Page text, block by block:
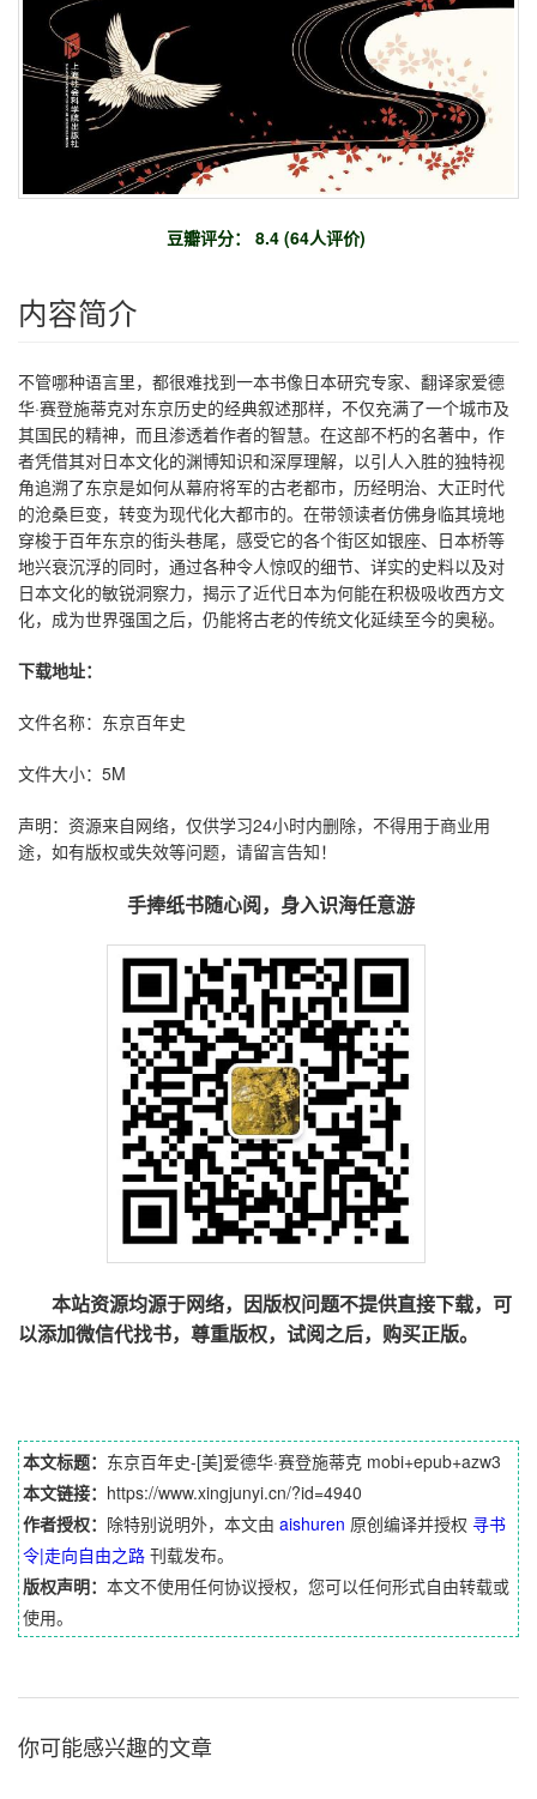
豆瓣评分： 8.4 (64人评价)
内容简介
不管哪种语言里，都很难找到一本书像日本研究专家、翻译家爱德
华·赛登施蒂克对东京历史的经典叙述那样，不仅充满了一个城市及
其国民的精神，而且渗透着作者的智慧。在这部不朽的名著中，作
者凭借其对日本文化的渊博知识和深厚理解，以引人入胜的独特视
角追溯了东京是如何从幕府将军的古老都市，历经明治、大正时代
的沧桑巨变，转变为现代化大都市的。在带领读者仿佛身临其境地
穿梭于百年东京的街头巷尾，感受它的各个街区如银座、日本桥等
地兴衰沉浮的同时，通过各种令人惊叹的细节、详实的史料以及对
日本文化的敏锐洞察力，揭示了近代日本为何能在积极吸收西方文
化，成为世界强国之后，仍能将古老的传统文化延续至今的奥秘。
下载地址：
文件名称：东京百年史
文件大小：5M
声明：资源来自网络，仅供学习24小时内删除，不得用于商业用
途，如有版权或失效等问题，请留言告知！
手捧纸书随心阅，身入识海任意游
本站资源均源于网络，因版权问题不提供直接下载，可
以添加微信代找书，尊重版权，试阅之后，购买正版。
本文标题： 东京百年史-[美]爱德华·赛登施蒂克 mobi+epub+azw3
本文链接： https://www.xingjunyi.cn/?id=4940
作者授权： 除特别说明外，本文由 aishuren 原创编译并授权 寻书
令|走向自由之路 刊载发布。
版权声明： 本文不使用任何协议授权，您可以任何形式自由转载或
使用。
你可能感兴趣的文章